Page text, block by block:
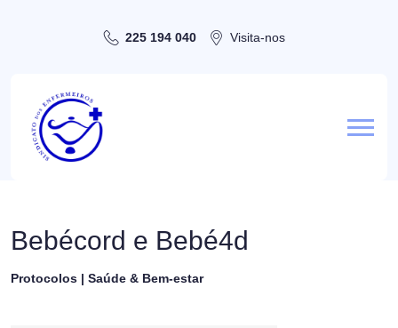
225 194 040 Visita-nos
Bebécord e Bebé4d
Protocolos | Saúde & Bem-estar